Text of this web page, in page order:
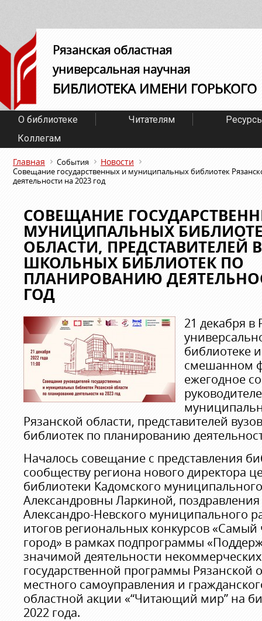
Рязанская областная
универсальная научная
БИБЛИОТЕКА ИМЕНИ ГОРЬКОГО
О библиотеке Читателям
Коллегам
Главная События Новости
Совещание государственных и муниципальных библиотек
деятельности на 2023 год
СОВЕЩАНИЕ
МУНИЦИПАЛЬНЫХ
ОБЛАСТИ, ПРЕДСТАВИТЕЛЕЙ
ШКОЛЬНЫХ БИБЛИОТЕК ПО
ПЛАНИРОВАНИЮ
ГОД
21 декабря в
библиотеке
смешанном
ежегодное
Рязанской области, представителей
библиотек по планированию
Началось совещание с представления
сообществу региона нового директора
библиотеки Кадомского
Александровны Ларкиной,
Александро-Невского муниципального
итогов региональных конкурсов
город» в рамках подпрограммы
значимой деятельности
государственной программы Рязанской
местного самоуправления и
областной акции «“Читающий мир” на
2022 года.